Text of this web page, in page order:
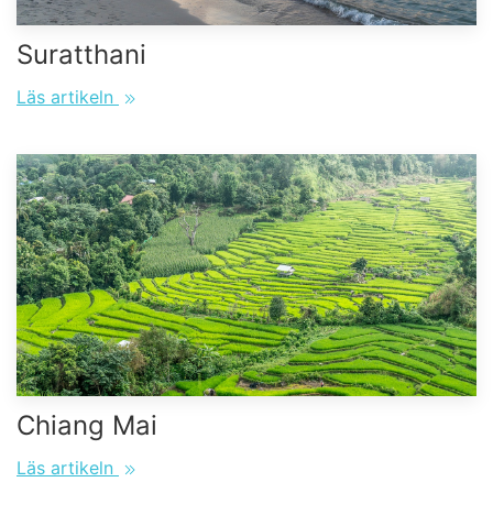
Suratthani
Läs artikeln
Chiang Mai
Läs artikeln